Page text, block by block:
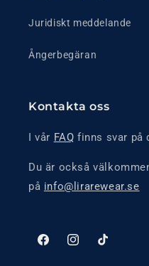
Juridiskt meddelande
Ångerbegäran
Kontakta oss
I vår FAQ finns svar på
Du är också
på info@lirarewear.se
FacebookInstagramTikTok